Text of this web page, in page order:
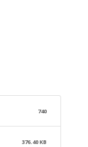
740
376.40 KB